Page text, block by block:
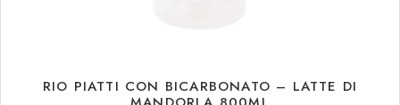
RIO PIATTI CON BICARBONATO – LATTE DI